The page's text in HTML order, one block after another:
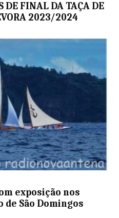
DE FINAL DA TAÇA DE
2023/2024
exposição nos
de São Domingos